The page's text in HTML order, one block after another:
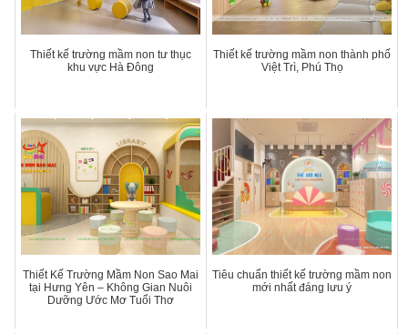
Thiết kế trường mầm non tư thục
khu vực Hà Đông
Thiết kế trường mầm non thành phố
Việt Trì, Phú Thọ
Thiết Kế Trường Mầm Non Sao Mai
tại Hưng Yên – Không Gian Nuôi
Dưỡng Ước Mơ Tuổi Thơ
Tiêu chuẩn thiết kế trường mầm non
mới nhất đáng lưu ý